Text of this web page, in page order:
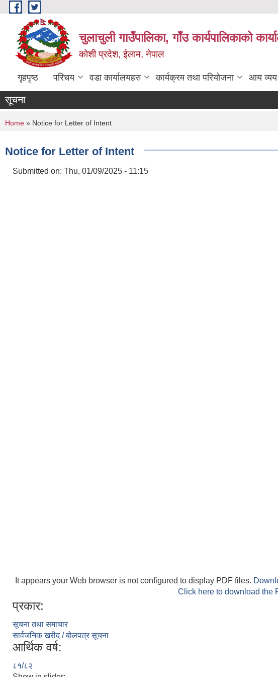
Skip to main content
चुलाचुली गाउँपालिका, गाँउ कार्यपालिकाको
कोशी प्रदेश, ईलाम, नेपाल
गृहपृष्ठ परिचय वडा कार्यालयहरु कार्यक्रम तथा परियोजना आय व्यय
सूचना
You are here
Home » Notice for Letter of Intent
Notice for Letter of Intent
Submitted on: Thu, 01/09/2025 - 11:15
It appears your Web browser is not configured to display PDF files.
Click here to download the
प्रकार:
सूचना तथा समाचार
सार्वजनिक खरीद / बोलपत्र सूचना
आर्थिक वर्ष:
८१/८२